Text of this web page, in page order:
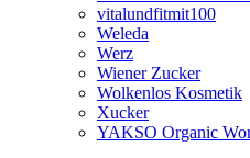
vitalundfitmit100
Weleda
Werz
Wiener Zucker
Wolkenlos Kosmetik
Xucker
YAKSO Organic